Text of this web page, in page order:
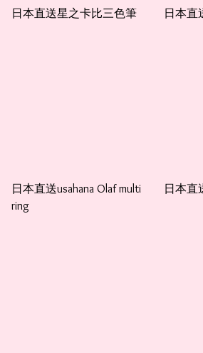
日本直送星之卡比三色筆 日本直
日本直送usahana Olaf multi
ring
日本直